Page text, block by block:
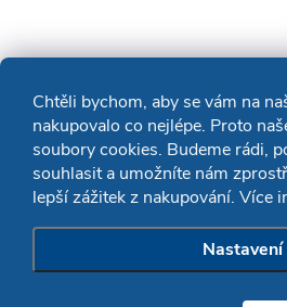
Chtěli bychom, aby se vám na
nakupovalo co nejlépe. Proto
soubory cookies. Budeme rádi,
souhlasit a umožníte nám
lepší zážitek z nakupování. Více
Nastavení